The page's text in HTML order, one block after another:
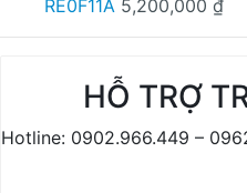
RE0F11A 5,200,000 ₫
HỖ TRỢ
Hotline: 0902.966.449 –